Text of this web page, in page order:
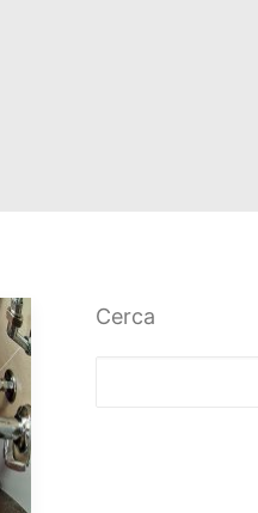
Cerca